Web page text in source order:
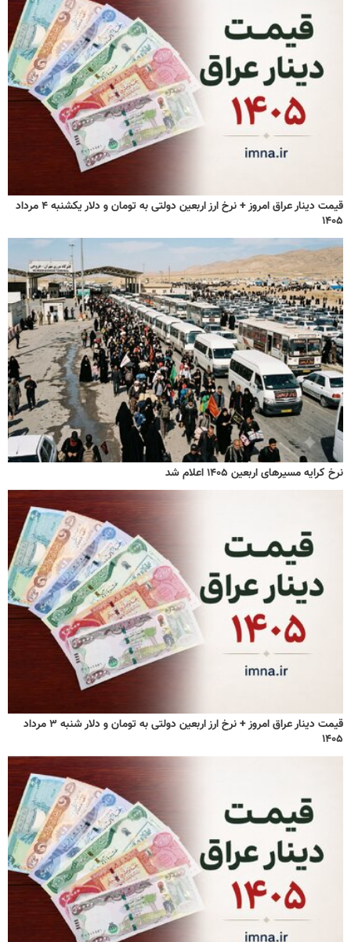
قیمت دینار عراق امروز + نرخ ارز اربعین دولتی به تومان و دلار یکشنبه ۴ مرداد
۱۴۰۵
نرخ کرایه مسیرهای اربعین ۱۴۰۵ اعلام شد
قیمت دینار عراق امروز + نرخ ارز اربعین دولتی به تومان و دلار شنبه ۳ مرداد
۱۴۰۵